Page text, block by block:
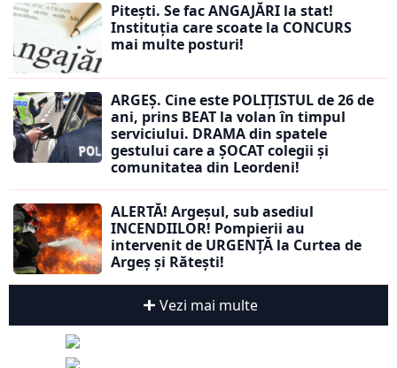
Pitești. Se fac ANGAJĂRI la stat!
Instituția care scoate la CONCURS
mai multe posturi!
ARGEȘ. Cine este POLIȚISTUL de 26 de
ani, prins BEAT la volan în timpul
serviciului. DRAMA din spatele
gestului care a ȘOCAT colegii și
comunitatea din Leordeni!
ALERTĂ! Argeșul, sub asediul
INCENDIILOR! Pompierii au
intervenit de URGENȚĂ la Curtea de
Argeș și Rătești!
Vezi mai multe